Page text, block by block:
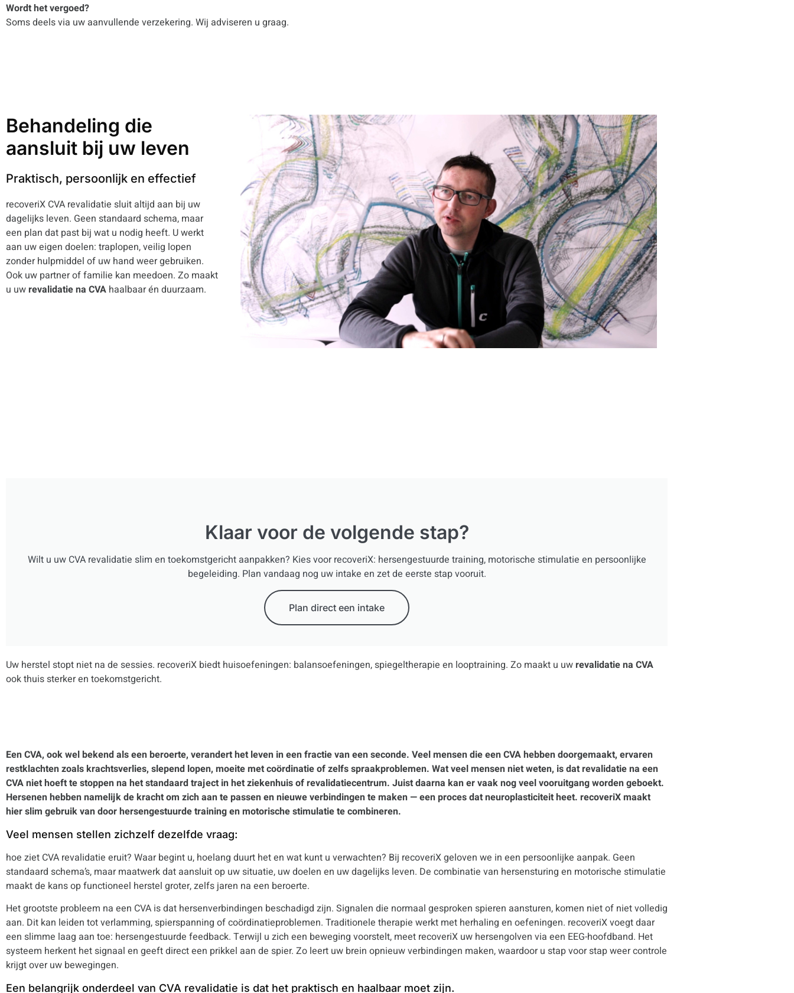
Wordt het vergoed?
Soms deels via uw aanvullende verzekering. Wij adviseren u graag.
Behandeling die
aansluit bij uw leven
Praktisch, persoonlijk en effectief
recoveriX CVA revalidatie sluit altijd aan bij uw
dagelijks leven. Geen standaard schema, maar
een plan dat past bij wat u nodig heeft. U werkt
aan uw eigen doelen: traplopen, veilig lopen
zonder hulpmiddel of uw hand weer gebruiken.
Ook uw partner of familie kan meedoen. Zo maakt
u uwrevalidatie na CVA haalbaar én duurzaam.
Klaar voor de volgende stap?
Wilt u uw CVA revalidatie slim en toekomstgericht aanpakken? Kies voor recoveriX: hersengestuurde training, motorische stimulatie en persoonlijke
begeleiding. Plan vandaag nog uw intake en zet de eerste stap vooruit.
Plan direct een intake
Uw herstel stopt niet na de sessies. recoveriX biedt huisoefeningen: balansoefeningen, spiegeltherapie en looptraining. Zo maakt u uwrevalidatie na CVA
ook thuis sterker en toekomstgericht.
Een CVA, ook wel bekend als een beroerte, verandert het leven in een fractie van een seconde. Veel mensen die een CVA hebben doorgemaakt, ervaren
restklachten zoals krachtsverlies, slepend lopen, moeite met coördinatie of zelfs spraakproblemen. Wat veel mensen niet weten, is dat revalidatie na een
CVA niet hoeft te stoppen na het standaard traject in het ziekenhuis of revalidatiecentrum. Juist daarna kan er vaak nog veel vooruitgang worden geboekt.
Hersenen hebben namelijk de kracht om zich aan te passen en nieuwe verbindingen te maken — een proces dat neuroplasticiteit heet. recoveriX maakt
hier slim gebruik van door hersengestuurde training en motorische stimulatie te combineren.
Veel mensen stellen zichzelf dezelfde vraag:
hoe ziet CVA revalidatie eruit? Waar begint u, hoelang duurt het en wat kunt u verwachten? Bij recoveriX geloven we in een persoonlijke aanpak. Geen
standaard schema’s, maar maatwerk dat aansluit op uw situatie, uw doelen en uw dagelijks leven. De combinatie van hersensturing en motorische stimulatie
maakt de kans op functioneel herstel groter, zelfs jaren na een beroerte.
Het grootste probleem na een CVA is dat hersenverbindingen beschadigd zijn. Signalen die normaal gesproken spieren aansturen, komen niet of niet volledig
aan. Dit kan leiden tot verlamming, spierspanning of coördinatieproblemen. Traditionele therapie werkt met herhaling en oefeningen. recoveriX voegt daar
een slimme laag aan toe: hersengestuurde feedback. Terwijl u zich een beweging voorstelt, meet recoveriX uw hersengolven via een EEG-hoofdband. Het
systeem herkent het signaal en geeft direct een prikkel aan de spier. Zo leert uw brein opnieuw verbindingen maken, waardoor u stap voor stap weer controle
krijgt over uw bewegingen.
Een belangrijk onderdeel van CVA revalidatie is dat het praktisch en haalbaar moet zijn.